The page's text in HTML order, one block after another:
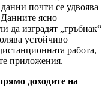
почти се удвоява
ясно
да изградят „гръбнак“
устойчиво
работа,
приложения.
доходите на